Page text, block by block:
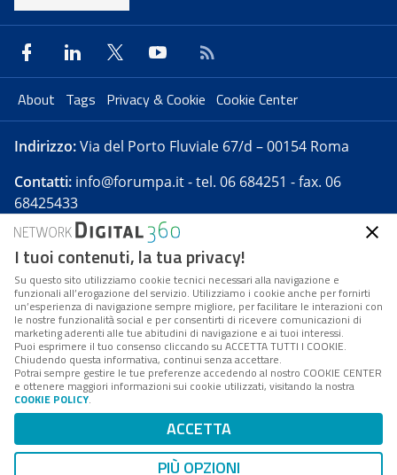
About Tags Privacy & Cookie Cookie Center
Indirizzo:Via del Porto Fluviale 67/d – 00154 Roma
Contatti: info@forumpa.it- tel. 06 684251 - fax. 06
68425433
Forumpa.itè una pubblicazione telematica iscritta
presso Registro della stampa del Tribunale di Roma -
Reg. n. 182 del 2 maggio 2008 - Direttore resp. Michela
Stentella
FPA s.r.l. è società soggetta a Direzione e
Coordinamento da parte di Digital360 S.p.A. - FPA s.r.l.
è un'azienda certificata per il sistema di management
Codice Fiscale/Partita IVA n. 10693191008 - R.E.A. Roma
n. 1249791. ISP AWS
Mappa del sito
I tuoi contenuti, la tua privacy!
Su questo sito utilizziamo cookie tecnici necessari alla navigazione e
funzionali all’erogazione del servizio. Utilizziamo i cookie anche per fornirti
un’esperienza di navigazione sempre migliore, per facilitare le interazioni con
le nostre funzionalità social e per consentirti di ricevere comunicazioni di
marketing aderenti alle tue abitudini di navigazione e ai tuoi interessi.
Puoi esprimere il tuo consenso cliccando su ACCETTA TUTTI I COOKIE.
Chiudendo questa informativa, continui senza accettare.
Potrai sempre gestire le tue preferenze accedendo al nostro COOKIE CENTER
e ottenere maggiori informazioni sui cookie utilizzati, visitando la nostra
COOKIE POLICY.
ACCETTA
PIÙ OPZIONI